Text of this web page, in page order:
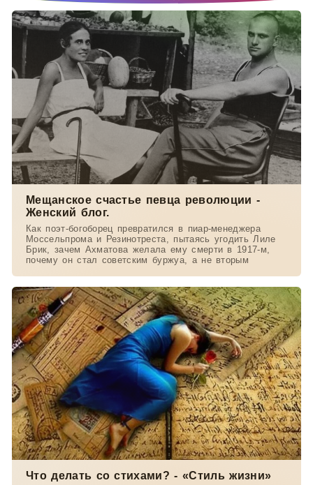
Мещанское счастье певца революции -
Женский блог.
Как поэт-богоборец превратился в пиар-менеджера
Моссельпрома и Резинотреста, пытаясь угодить Лиле
Брик, зачем Ахматова желала ему смерти в 1917-м,
почему он стал советским буржуа, а не вторым
Что делать со стихами? - «Стиль жизни»